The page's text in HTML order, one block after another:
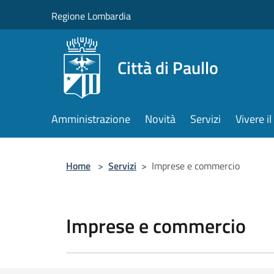
Regione Lombardia
Città di Paullo
Amministrazione Novità Servizi Vivere
Home > Servizi > Imprese e commercio
Imprese e commercio